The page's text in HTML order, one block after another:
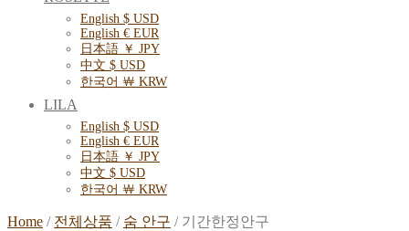
English $ USD
English € EUR
日本語 ￥ JPY
中文 $ USD
한국어 ￦ KRW
LILA
English $ USD
English € EUR
日本語 ￥ JPY
中文 $ USD
한국어 ￦ KRW
Home / 전체상품 / 숨 안구 /기간한정안구